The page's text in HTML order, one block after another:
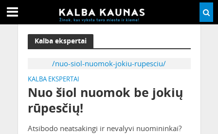
Kalba ekspertai
/nuo-siol-nuomok-jokiu-rupesciu/
KALBA EKSPERTAI
Nuo šiol nuomok be jokių
rūpesčių!
Atsibodo neatsakingi ir nevalyvi nuomininkai?